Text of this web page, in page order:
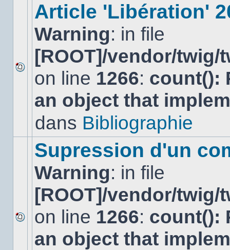
Aucun
nouveau
message
non-
dans
Article 'Libération'
Warning: in file
[ROOT]/vendor/
on line 1266: count():
an object that
dans Bibliographie
Aucun
nouveau
message
Supression d'un
Warning: in file
[ROOT]/vendor/
on line 1266: count():
an object that